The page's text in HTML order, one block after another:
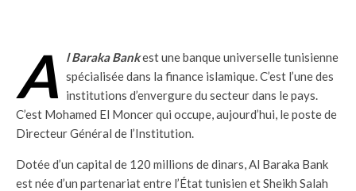
A l Baraka Bankest une banque universelle tunisienne
spécialisée dans la finance islamique. C’est l’une des
institutions d’envergure du secteur dans le pays.
C’est Mohamed El Moncer qui occupe, aujourd’hui, le poste de
Directeur Général de l’Institution.
Dotée d’un capital de 120 millions de dinars, Al Baraka Bank
est née d’un partenariat entre l’État tunisien et Sheikh Salah